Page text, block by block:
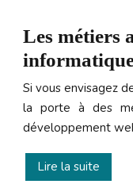
Les métiers
Si vous envisagez
la porte à des
développement
Lire la suite